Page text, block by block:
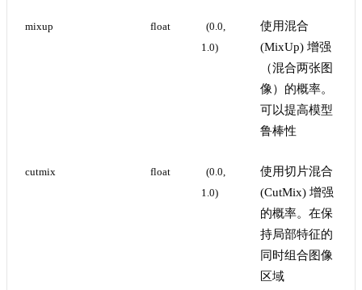
mixup float
(0.0,
1.0)
使用混合
(MixUp) 增强
（混合两张图
像）的概率。
可以提高模型
鲁棒性
cutmix float
(0.0,
1.0)
使用切片混合
(CutMix) 增强
的概率。在保
持局部特征的
同时组合图像
区域